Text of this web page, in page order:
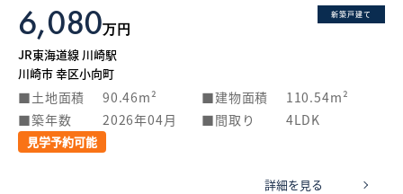
新築戸建て
6,080万円
JR東海道線 川崎駅
川崎市 幸区小向町
土地面積 90.46m² 建物面積
110.54m²
築年数
2026年04月 間取り 4LDK
見学予約可能
詳細を見る